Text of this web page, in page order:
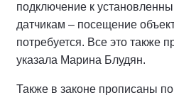
подключение к
датчикам – посещение
потребуется. Все это также
указала Марина Блудян.
Также в законе прописаны